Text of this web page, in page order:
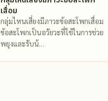
เสื่อม
กลุ่มไหนเสี่ยงมีภาวะข้อสะโพกเสื่อม
ข้อสะโพกเป็นอวัยวะที่ใช้ในการช่วย
พยุงและรับน้…